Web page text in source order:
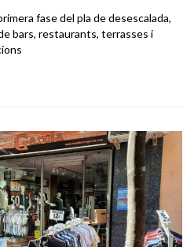
fase del pla de desescalada,
bars, restaurants, terrasses i